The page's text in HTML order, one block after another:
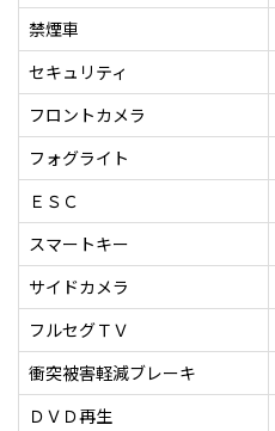
禁煙車
セキュリティ
フロントカメラ
フォグライト
ＥＳＣ
スマートキー
サイドカメラ
フルセグＴＶ
衝突被害軽減ブレーキ
ＤＶＤ再生